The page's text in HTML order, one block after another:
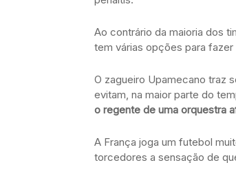
Ao contrário da maioria dos
tem várias opções para
O zagueiro Upamecano traz
evitam, na maior parte do
o regente de uma orquestra
A França joga um futebol
torcedores a sensação de